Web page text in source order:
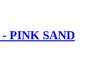
PINK SAND